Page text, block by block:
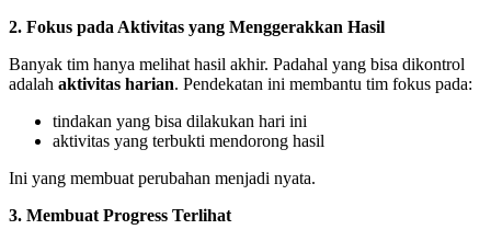
2. Fokus pada Aktivitas yang Menggerakkan Hasil
Banyak tim hanya melihat hasil akhir. Padahal yang bisa dikontrol
adalah aktivitas harian. Pendekatan ini membantu tim fokus pada:
tindakan yang bisa dilakukan hari ini
aktivitas yang terbukti mendorong hasil
Ini yang membuat perubahan menjadi nyata.
3. Membuat Progress Terlihat